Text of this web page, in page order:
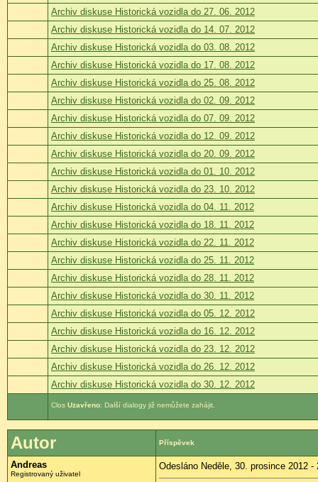
Archiv diskuse Historická vozidla do 27. 06. 2012
Archiv diskuse Historická vozidla do 14. 07. 2012
Archiv diskuse Historická vozidla do 03. 08. 2012
Archiv diskuse Historická vozidla do 17. 08. 2012
Archiv diskuse Historická vozidla do 25. 08. 2012
Archiv diskuse Historická vozidla do 02. 09. 2012
Archiv diskuse Historická vozidla do 07. 09. 2012
Archiv diskuse Historická vozidla do 12. 09. 2012
Archiv diskuse Historická vozidla do 20. 09. 2012
Archiv diskuse Historická vozidla do 01. 10. 2012
Archiv diskuse Historická vozidla do 23. 10. 2012
Archiv diskuse Historická vozidla do 04. 11. 2012
Archiv diskuse Historická vozidla do 18. 11. 2012
Archiv diskuse Historická vozidla do 22. 11. 2012
Archiv diskuse Historická vozidla do 25. 11. 2012
Archiv diskuse Historická vozidla do 28. 11. 2012
Archiv diskuse Historická vozidla do 30. 11. 2012
Archiv diskuse Historická vozidla do 05. 12. 2012
Archiv diskuse Historická vozidla do 16. 12. 2012
Archiv diskuse Historická vozidla do 23. 12. 2012
Archiv diskuse Historická vozidla do 26. 12. 2012
Archiv diskuse Historická vozidla do 30. 12. 2012
Uzavřeno: Další dialogy již nemůžete zahájit.
Autor Příspěvek
Andreas
Registrovaný uživatel
Odesláno Neděle, 30. prosince 2012 -